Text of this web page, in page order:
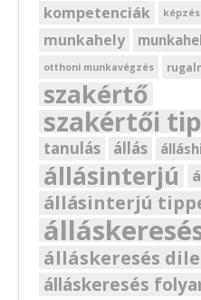
kompetenciák képzés
munkahely
otthoni munkavégzés
szakértő
szakértői
tanulás állás
állásinterjú
állásinterjú
álláskeresés
álláskeresés